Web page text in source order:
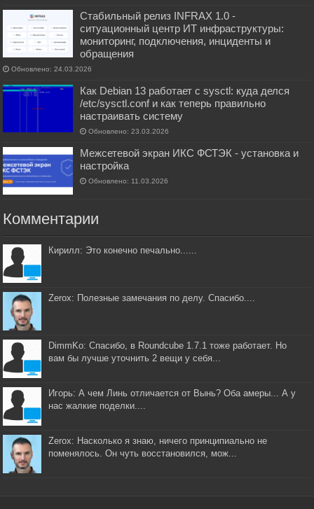
Стабильный релиз INFRAX 1.0 -
ситуационный центр ИТ инфраструктуры:
мониторинг, подключения, инциденты и
обращения
Обновлено: 24.03.2026
Как Debian 13 работает с sysctl: куда делся
/etc/sysctl.conf и как теперь правильно
настраивать систему
Обновлено: 23.03.2026
Межсетевой экран ИКС ФСТЭК - установка и
настройка
Обновлено: 11.03.2026
Комментарии
Кирилл: Это конечно печально......
Zerox: Полезные замечания по делу. Спасибо....
DimmKo: Спасибо, в Roundcube 1.7.1 тоже работает. Но
вам бы лучше уточнить 2 вещи у себя...
Игорь: А чем Линь отличается от Вынь? Оба амеры... А у
нас жалкие поделки....
Zerox: Насколько я знаю, ничего принципиально не
поменялось. Он чуть восстановился, мож...